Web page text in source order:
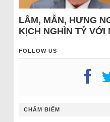
LÂM, MẪN, HƯNG
KỊCH NGHÌN TỶ VỚI
FOLLOW US
CHÂM BIẾM